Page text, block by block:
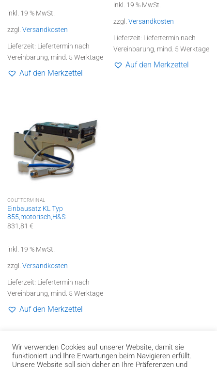
inkl. 19 % MwSt.
zzgl. Versandkosten
Lieferzeit: Liefertermin nach
Vereinbarung, mind. 5 Werktage
Auf den Merkzettel
inkl. 19 % MwSt.
zzgl. Versandkosten
Lieferzeit: Liefertermin nach
Vereinbarung, mind. 5 Werktage
Auf den Merkzettel
GOLFTERMINAL
Einbausatz KL Typ
855,motorisch,H&S
831,81 €
inkl. 19 % MwSt.
zzgl. Versandkosten
Lieferzeit: Liefertermin nach
Vereinbarung, mind. 5 Werktage
Auf den Merkzettel
4 5
Wir verwenden Cookies auf unserer Website, damit sie
funktioniert und Ihre Erwartungen beim Navigieren erfüllt.
Unsere Website soll sich daher an Ihre Präferenzen und